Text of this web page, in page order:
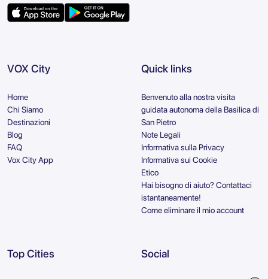
VOX City
Home
Chi Siamo
Destinazioni
Blog
FAQ
Vox City App
Quick links
Benvenuto alla nostra visita
guidata autonoma della Basilica di
San Pietro
Note Legali
Informativa sulla Privacy
Informativa sui Cookie
Etico
Hai bisogno di aiuto? Contattaci
istantaneamente!
Come eliminare il mio account
Top Cities Social